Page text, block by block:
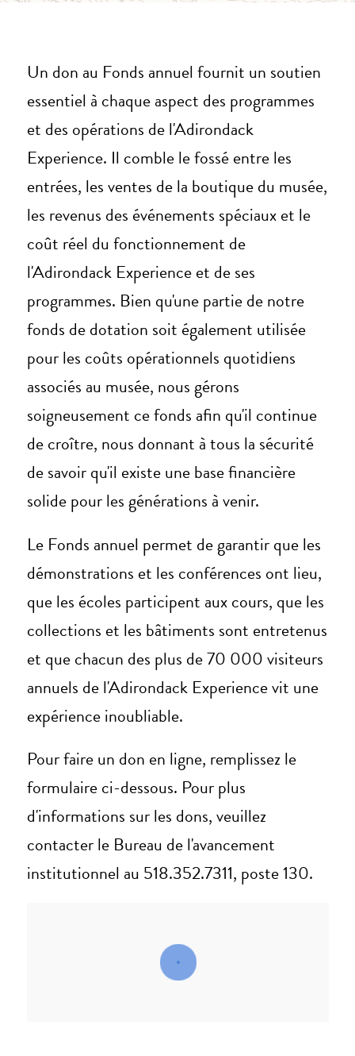
Un don au Fonds annuel fournit un soutien
essentiel à chaque aspect des programmes
et des opérations de l'Adirondack
Experience. Il comble le fossé entre les
entrées, les ventes de la boutique du musée,
les revenus des événements spéciaux et le
coût réel du fonctionnement de
l'Adirondack Experience et de ses
programmes. Bien qu'une partie de notre
fonds de dotation soit également utilisée
pour les coûts opérationnels quotidiens
associés au musée, nous gérons
soigneusement ce fonds afin qu'il continue
de croître, nous donnant à tous la sécurité
de savoir qu'il existe une base financière
solide pour les générations à venir.
Le Fonds annuel permet de garantir que les
démonstrations et les conférences ont lieu,
que les écoles participent aux cours, que les
collections et les bâtiments sont entretenus
et que chacun des plus de 70 000 visiteurs
annuels de l'Adirondack Experience vit une
expérience inoubliable.
Pour faire un don en ligne, remplissez le
formulaire ci-dessous. Pour plus
d'informations sur les dons, veuillez
contacter le Bureau de l'avancement
institutionnel au 518.352.7311, poste 130.